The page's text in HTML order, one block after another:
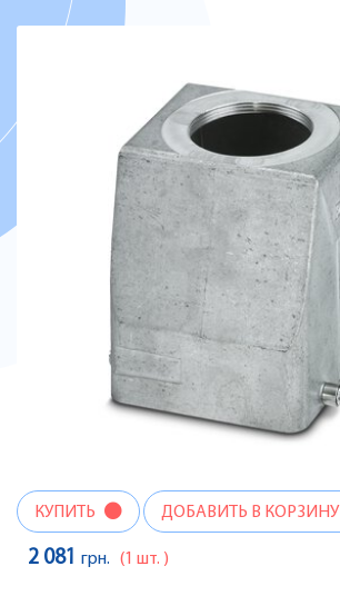
КУПИТЬ ДОБАВИТЬ В КОРЗИНУ
2 081 грн. (1 шт. )